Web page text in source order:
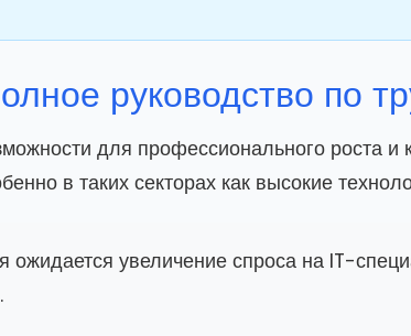
руководство по
для профессионального роста и
в таких секторах как высокие
увеличение спроса на IT-